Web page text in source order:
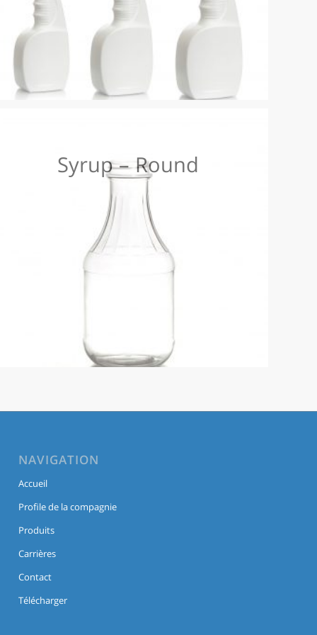
Syrup – Round
NAVIGATION
Accueil
Profile de la compagnie
Produits
Carrières
Contact
Télécharger